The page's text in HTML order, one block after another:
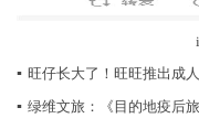
▪ 旺仔长大了！旺旺推出成
▪ 绿维文旅：《目的地疫后